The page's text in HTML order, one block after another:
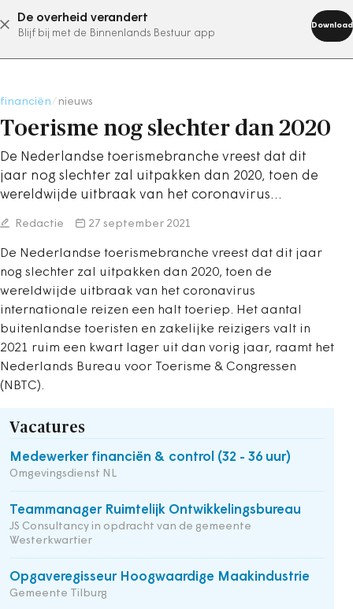
De overheid verandert
Blijf bij met de Binnenlands Bestuur app
Download
abonneer nu
financiën nieuws
Toerisme nog slechter dan 2020
De Nederlandse toerismebranche vreest dat dit
jaar nog slechter zal uitpakken dan 2020, toen de
wereldwijde uitbraak van het coronavirus…
Redactie 27 september 2021
De Nederlandse toerismebranche vreest dat dit jaar
nog slechter zal uitpakken dan 2020, toen de
wereldwijde uitbraak van het coronavirus
internationale reizen een halt toeriep. Het aantal
buitenlandse toeristen en zakelijke reizigers valt in
2021 ruim een kwart lager uit dan vorig jaar, raamt het
Nederlands Bureau voor Toerisme & Congressen
(NBTC).
Vacatures
Medewerker financiën & control (32 - 36 uur)
Omgevingsdienst NL
Teammanager Ruimtelijk Ontwikkelingsbureau
JS Consultancy in opdracht van de gemeente
Westerkwartier
Opgaveregisseur Hoogwaardige Maakindustrie
Gemeente Tilburg